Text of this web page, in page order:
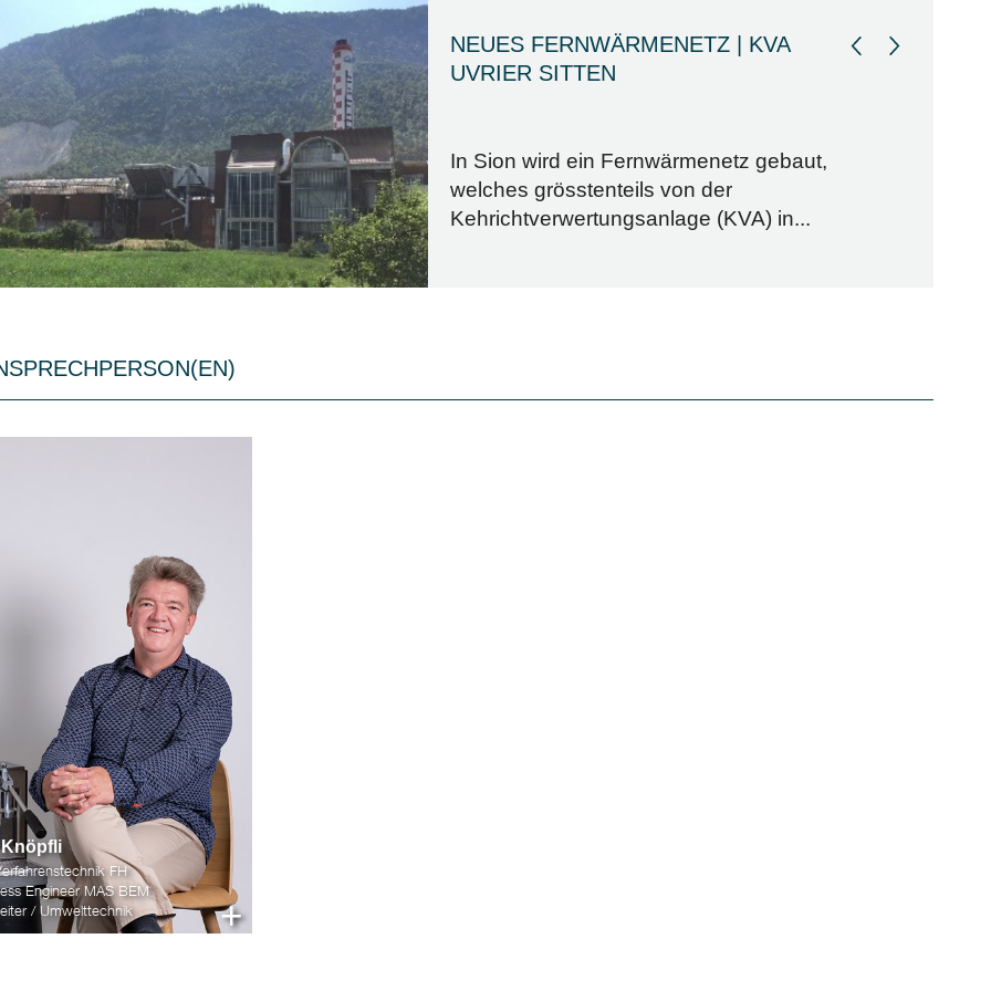
NEUES FERNWÄRMENETZ | KVA
UVRIER SITTEN
In Sion wird ein Fernwärmenetz gebaut,
welches grösstenteils von der
Kehrichtverwertungsanlage (KVA) in...
+
Knöpfli
FH
Engineer MAS BEM
/ Umwelttechnik